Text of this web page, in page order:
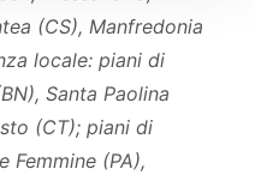
(CS), Manfredonia
locale: piani di
Santa Paolina
(CT); piani di
Femmine (PA),